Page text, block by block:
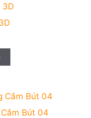
Bút 04